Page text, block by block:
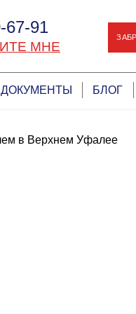
67-91
МНЕ
ДОКУМЕНТЫ БЛОГ
в Верхнем Уфалее